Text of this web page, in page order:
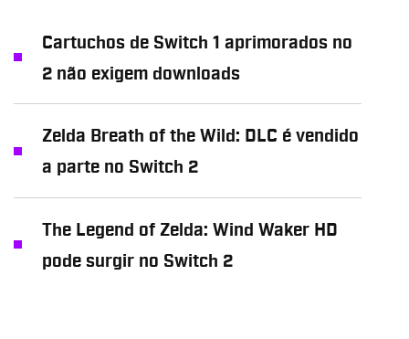
Cartuchos de Switch 1 aprimorados no
2 não exigem downloads
Zelda Breath of the Wild: DLC é vendido
a parte no Switch 2
The Legend of Zelda: Wind Waker HD
pode surgir no Switch 2